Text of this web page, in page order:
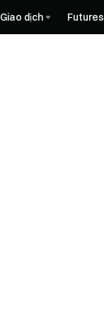
Giao dịch Futures